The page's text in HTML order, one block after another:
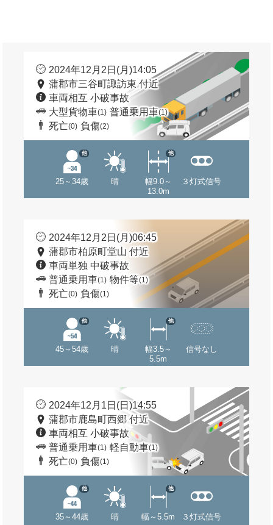
2024年12月2日(月)14:05
蒲郡市三谷町諏訪東 付近
車両相互 小破事故
大型貨物車(1) 普通乗用車(1)
死亡(0) 負傷(2)
25～34歳
他
晴
幅9.0～
13.0m
他
３灯式信号
2024年12月2日(月)06:45
蒲郡市柏原町堂山 付近
車両単独 中破事故
普通乗用車(1) 物件等(1)
死亡(0) 負傷(1)
45～54歳
他
晴
幅3.5～
5.5m
他
信号なし
2024年12月1日(日)14:55
蒲郡市鹿島町西郷 付近
車両相互 小破事故
普通乗用車(1) 軽自動車(1)
死亡(0) 負傷(1)
35～44歳
他
晴 幅～5.5m
他
３灯式信号